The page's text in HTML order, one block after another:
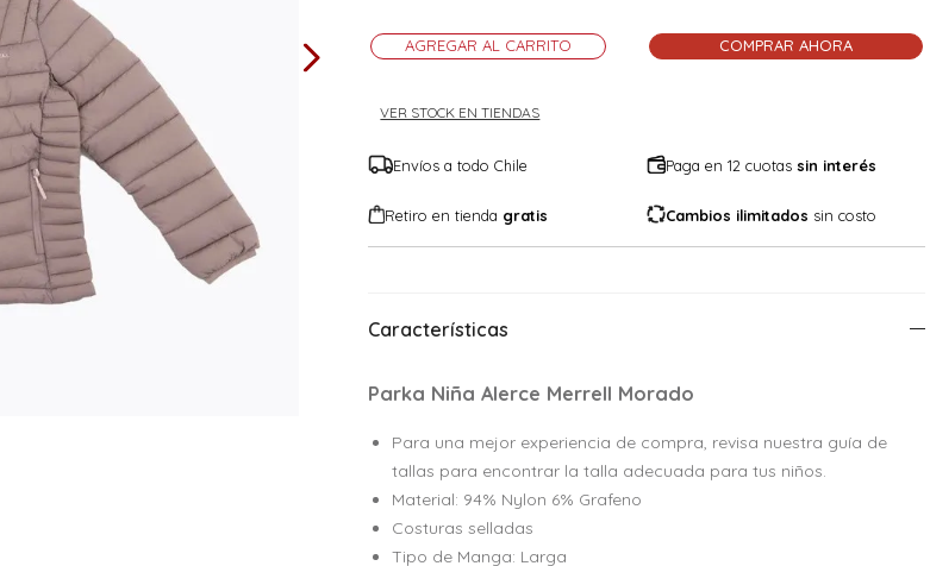
AGREGAR AL CARRITO COMPRAR AHORA
VER STOCK EN TIENDAS
Envíos a todo Chile Paga en 12 cuotassin interés
Retiro en tienda gratis Cambios ilimitados sin costo
Características
Parka Niña Alerce Merrell Morado
Para una mejor experiencia de compra, revisa nuestra guía de
tallas para encontrar la talla adecuada para tus niños.
Material: 94% Nylon 6% Grafeno
Costuras selladas
Tipo de Manga: Larga